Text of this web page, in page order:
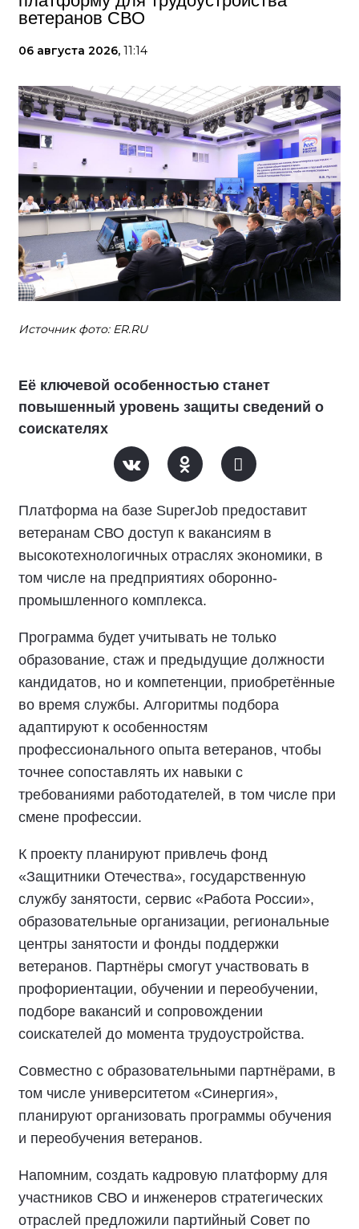
ветеранов СВО
06 августа 2026, 11:14
Источник фото: ER.RU
Её ключевой особенностью станет
повышенный уровень защиты сведений о
соискателях
Платформа на базе SuperJob предоставит
ветеранам СВО доступ к вакансиям в
высокотехнологичных отраслях экономики, в
том числе на предприятиях оборонно-
промышленного комплекса.
Программа будет учитывать не только
образование, стаж и предыдущие должности
кандидатов, но и компетенции, приобретённые
во время службы. Алгоритмы подбора
адаптируют к особенностям
профессионального опыта ветеранов, чтобы
точнее сопоставлять их навыки с
требованиями работодателей, в том числе при
смене профессии.
К проекту планируют привлечь фонд
«Защитники Отечества», государственную
службу занятости, сервис «Работа России»,
образовательные организации, региональные
центры занятости и фонды поддержки
ветеранов. Партнёры смогут участвовать в
профориентации, обучении и переобучении,
подборе вакансий и сопровождении
соискателей до момента трудоустройства.
Совместно с образовательными партнёрами, в
том числе университетом «Синергия»,
планируют организовать программы обучения
и переобучения ветеранов.
Напомним, создать кадровую платформу для
участников СВО и инженеров стратегических
отраслей предложили партийный Совет по